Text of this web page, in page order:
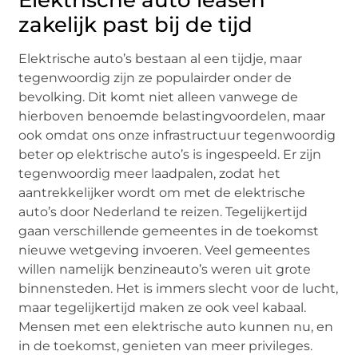
zakelijk past bij de tijd
Elektrische auto’s bestaan al een tijdje, maar
tegenwoordig zijn ze populairder onder de
bevolking. Dit komt niet alleen vanwege de
hierboven benoemde belastingvoordelen, maar
ook omdat ons onze infrastructuur tegenwoordig
beter op elektrische auto’s is ingespeeld. Er zijn
tegenwoordig meer laadpalen, zodat het
aantrekkelijker wordt om met de elektrische
auto’s door Nederland te reizen. Tegelijkertijd
gaan verschillende gemeentes in de toekomst
nieuwe wetgeving invoeren. Veel gemeentes
willen namelijk benzineauto’s weren uit grote
binnensteden. Het is immers slecht voor de lucht,
maar tegelijkertijd maken ze ook veel kabaal.
Mensen met een elektrische auto kunnen nu, en
in de toekomst, genieten van meer privileges.